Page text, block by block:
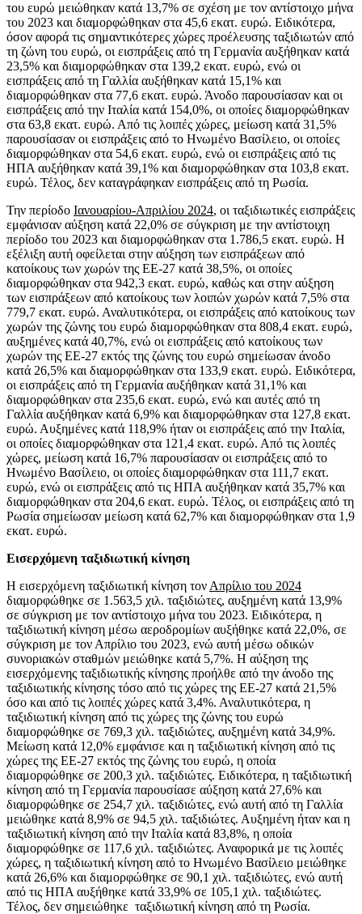
του ευρώ μειώθηκαν κατά 13,7% σε σχέση με τον αντίστοιχο μήνα
του 2023 και διαμορφώθηκαν στα 45,6 εκατ. ευρώ. Ειδικότερα,
όσον αφορά τις σημαντικότερες χώρες προέλευσης ταξιδιωτών από
τη ζώνη του ευρώ, οι εισπράξεις από τη Γερμανία αυξήθηκαν κατά
23,5% και διαμορφώθηκαν στα 139,2 εκατ. ευρώ, ενώ οι
εισπράξεις από τη Γαλλία αυξήθηκαν κατά 15,1% και
διαμορφώθηκαν στα 77,6 εκατ. ευρώ. Άνοδο παρουσίασαν και οι
εισπράξεις από την Ιταλία κατά 154,0%, οι οποίες διαμορφώθηκαν
στα 63,8 εκατ. ευρώ. Από τις λοιπές χώρες, μείωση κατά 31,5%
παρουσίασαν οι εισπράξεις από το Ηνωμένο Βασίλειο, οι οποίες
διαμορφώθηκαν στα 54,6 εκατ. ευρώ, ενώ οι εισπράξεις από τις
ΗΠΑ αυξήθηκαν κατά 39,1% και διαμορφώθηκαν στα 103,8 εκατ.
ευρώ. Τέλος, δεν καταγράφηκαν εισπράξεις από τη Ρωσία.
Την περίοδο Ιανουαρίου-Απριλίου 2024, οι ταξιδιωτικές εισπράξεις
εμφάνισαν αύξηση κατά 22,0% σε σύγκριση με την αντίστοιχη
περίοδο του 2023 και διαμορφώθηκαν στα 1.786,5 εκατ. ευρώ. Η
εξέλιξη αυτή οφείλεται στην αύξηση των εισπράξεων από
κατοίκους των χωρών της ΕΕ-27 κατά 38,5%, οι οποίες
διαμορφώθηκαν στα 942,3 εκατ. ευρώ, καθώς και στην αύξηση
των εισπράξεων από κατοίκους των λοιπών χωρών κατά 7,5% στα
779,7 εκατ. ευρώ. Αναλυτικότερα, οι εισπράξεις από κατοίκους των
χωρών της ζώνης του ευρώ διαμορφώθηκαν στα 808,4 εκατ. ευρώ,
αυξημένες κατά 40,7%, ενώ οι εισπράξεις από κατοίκους των
χωρών της ΕΕ-27 εκτός της ζώνης του ευρώ σημείωσαν άνοδο
κατά 26,5% και διαμορφώθηκαν στα 133,9 εκατ. ευρώ. Ειδικότερα,
οι εισπράξεις από τη Γερμανία αυξήθηκαν κατά 31,1% και
διαμορφώθηκαν στα 235,6 εκατ. ευρώ, ενώ και αυτές από τη
Γαλλία αυξήθηκαν κατά 6,9% και διαμορφώθηκαν στα 127,8 εκατ.
ευρώ. Αυξημένες κατά 118,9% ήταν οι εισπράξεις από την Ιταλία,
οι οποίες διαμορφώθηκαν στα 121,4 εκατ. ευρώ. Από τις λοιπές
χώρες, μείωση κατά 16,7% παρουσίασαν οι εισπράξεις από το
Ηνωμένο Βασίλειο, οι οποίες διαμορφώθηκαν στα 111,7 εκατ.
ευρώ, ενώ οι εισπράξεις από τις ΗΠΑ αυξήθηκαν κατά 35,7% και
διαμορφώθηκαν στα 204,6 εκατ. ευρώ. Τέλος, οι εισπράξεις από τη
Ρωσία σημείωσαν μείωση κατά 62,7% και διαμορφώθηκαν στα 1,9
εκατ. ευρώ.
Εισερχόμενη ταξιδιωτική κίνηση
Η εισερχόμενη ταξιδιωτική κίνηση τον Απρίλιο του 2024
διαμορφώθηκε σε 1.563,5 χιλ. ταξιδιώτες, αυξημένη κατά 13,9%
σε σύγκριση με τον αντίστοιχο μήνα του 2023. Ειδικότερα, η
ταξιδιωτική κίνηση μέσω αεροδρομίων αυξήθηκε κατά 22,0%, σε
σύγκριση με τον Απρίλιο του 2023, ενώ αυτή μέσω οδικών
συνοριακών σταθμών μειώθηκε κατά 5,7%. Η αύξηση της
εισερχόμενης ταξιδιωτικής κίνησης προήλθε από την άνοδο της
ταξιδιωτικής κίνησης τόσο από τις χώρες της ΕΕ-27 κατά 21,5%
όσο και από τις λοιπές χώρες κατά 3,4%. Αναλυτικότερα, η
ταξιδιωτική κίνηση από τις χώρες της ζώνης του ευρώ
διαμορφώθηκε σε 769,3 χιλ. ταξιδιώτες, αυξημένη κατά 34,9%.
Μείωση κατά 12,0% εμφάνισε και η ταξιδιωτική κίνηση από τις
χώρες της ΕΕ-27 εκτός της ζώνης του ευρώ, η οποία
διαμορφώθηκε σε 200,3 χιλ. ταξιδιώτες. Ειδικότερα, η ταξιδιωτική
κίνηση από τη Γερμανία παρουσίασε αύξηση κατά 27,6% και
διαμορφώθηκε σε 254,7 χιλ. ταξιδιώτες, ενώ αυτή από τη Γαλλία
μειώθηκε κατά 8,9% σε 94,5 χιλ. ταξιδιώτες. Αυξημένη ήταν και η
ταξιδιωτική κίνηση από την Ιταλία κατά 83,8%, η οποία
διαμορφώθηκε σε 117,6 χιλ. ταξιδιώτες. Αναφορικά με τις λοιπές
χώρες, η ταξιδιωτική κίνηση από το Ηνωμένο Βασίλειο μειώθηκε
κατά 26,6% και διαμορφώθηκε σε 90,1 χιλ. ταξιδιώτες, ενώ αυτή
από τις ΗΠΑ αυξήθηκε κατά 33,9% σε 105,1 χιλ. ταξιδιώτες.
Τέλος, δεν σημειώθηκε ταξιδιωτική κίνηση από τη Ρωσία.